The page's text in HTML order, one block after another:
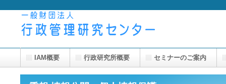
IAM概要 行政研究所概要 セミナーのご案内